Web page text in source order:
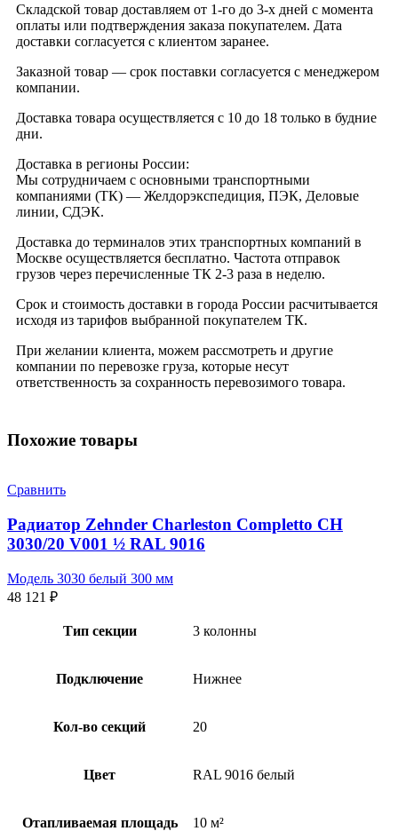
Складской товар доставляем от 1-го до 3-х дней с момента
оплаты или подтверждения заказа покупателем. Дата
доставки согласуется с клиентом заранее.
Заказной товар — срок поставки согласуется с менеджером
компании.
Доставка товара осуществляется с 10 до 18 только в будние
дни.
Доставка в регионы России:
Мы сотрудничаем с основными транспортными
компаниями (ТК) — Желдорэкспедиция, ПЭК, Деловые
линии, СДЭК.
Доставка до терминалов этих транспортных компаний в
Москве осуществляется бесплатно. Частота отправок
грузов через перечисленные ТК 2-3 раза в неделю.
Срок и стоимость доставки в города России расчитывается
исходя из тарифов выбранной покупателем ТК.
При желании клиента, можем рассмотреть и другие
компании по перевозке груза, которые несут
ответственность за сохранность перевозимого товара.
Похожие товары
Сравнить
Радиатор Zehnder Charleston Completto CH
3030/20 V001 ½ RAL 9016
Модель 3030 белый 300 мм
48 121 ₽
Тип секции 3 колонны
Подключение Нижнее
Кол-во секций 20
Цвет RAL 9016 белый
Отапливаемая площадь 10 м²